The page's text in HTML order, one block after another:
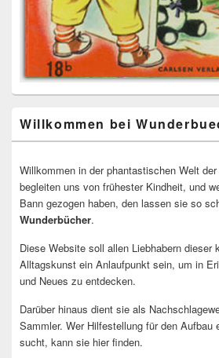
Willkommen bei
Willkommen in der phantastischen Welt
begleiten uns von frühester Kindheit, und
Bann gezogen haben, den lassen sie so
Wunderbücher.
Diese Website soll allen Liebhabern dieser
Alltagskunst ein Anlaufpunkt sein, um in
und Neues zu entdecken.
Darüber hinaus dient sie als
Sammler. Wer Hilfestellung für den Aufbau
sucht, kann sie hier finden.